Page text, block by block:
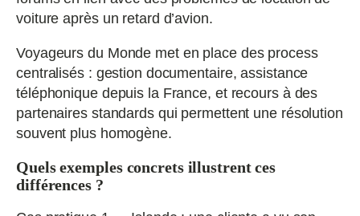
voiture après un retard d’avion.
Voyageurs du Monde met en place des process
centralisés : gestion documentaire, assistance
téléphonique depuis la France, et recours à des
partenaires standards qui permettent une résolution
souvent plus homogène.
Quels exemples concrets illustrent ces
différences ?